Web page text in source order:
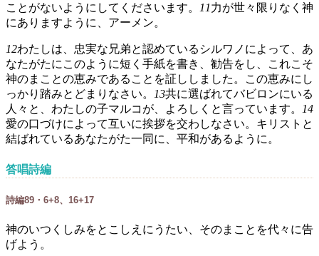
ことがないようにしてくださいます。
11力が世々限りなく神
にありますように、アーメン。
12わたしは、忠実な兄弟と認めているシルワノによって、あ
なたがたにこのように短く手紙を書き、勧告をし、これこそ
神のまことの恵みであることを証ししました。この恵みにし
っかり踏みとどまりなさい。
13共に選ばれてバビロンにいる
人々と、わたしの子マルコが、よろしくと言っています。
14
愛の口づけによって互いに挨拶を交わしなさい。キリストと
結ばれているあなたがた一同に、平和があるように。
答唱詩編
詩編89・6+8、16+17
神のいつくしみをとこしえにうたい、そのまことを代々に告
げよう。